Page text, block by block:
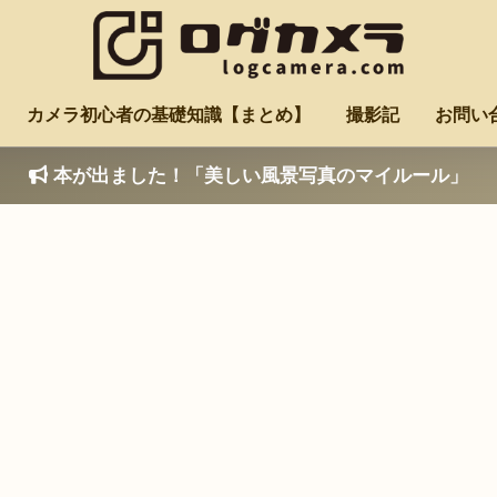
カメラ初心者の基礎知識【まとめ】 撮影記 お問い
本が出ました！「美しい風景写真のマイルール」